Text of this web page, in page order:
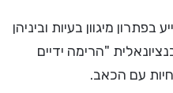
מיגוון בעיות וביניהן
"הרימה ידיים
עם הכאב.